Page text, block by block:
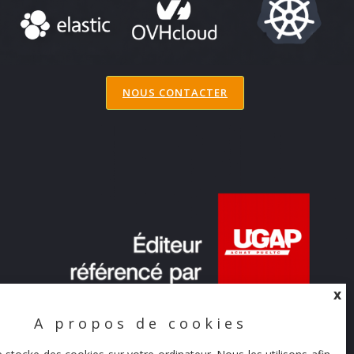
X
A propos de cookies
NOUS CONTACTER